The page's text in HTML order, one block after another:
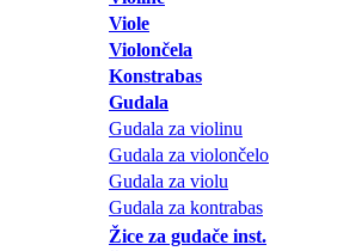
Viole
Violončela
Konstrabas
Gudala
Gudala za violinu
Gudala za violončelo
Gudala za violu
Gudala za kontrabas
Žice za gudače inst.